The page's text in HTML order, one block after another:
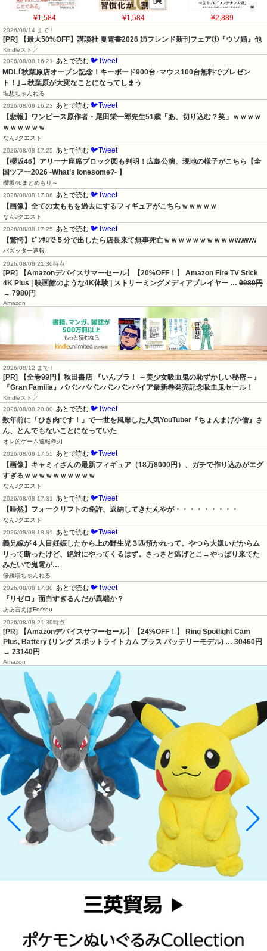
¥1,584 ¥1,584 ¥2,889
2026/08/14 まで！
[PR] 【最大50%OFF】講談社 夏電書2026 姉フレンド新刊フェア①『ウソ婚』他
Kindleストア
2026/08/08 16:21
あとで読む 🐦Tweet
MDL｢秋葉原店オープン記念！キーボード900台･マウス100台無料でプレゼン
ト！｣→秋葉原が大変なことになってしまう
理想ちゃんねる
2026/08/08 16:23
あとで読む 🐦Tweet
【悲報】ワンピース原作者・尾田栄一郎先生51歳「あ、切り込む？笑」ｗｗｗｗ
ｗｗｗｗｗｗ
なんJクエスト
2026/08/08 17:25
あとで読む 🐦Tweet
【櫻坂46】アリーナ座席ブロック図も判明！広島公演、現地の様子がこちら【全
国ツアー2026 -What’s lonesome?- 】
櫻坂46まとめもり～
2026/08/08 17:06
あとで読む 🐦Tweet
【画像】全ての太ももを過去にするフィギュアがこちらｗｗｗｗｗ
なんJクエスト
2026/08/08 17:25
あとで読む 🐦Tweet
【驚愕】ﾋﾟﾝｻﾛで５分で出したら店長来て無事死亡ｗｗｗｗｗｗｗｗｗｗwwww
バズッター速報
2026/08/08 21:30時点
[PR] 【Amazonデバイスサマーセール】【20%OFF！】 Amazon Fire TV Stick
4K Plus | 映画館のような4K体験 | ストリーミングメディアプレイヤー … 9980円
→ 7980円
Amazon
2026/08/12 まで！
[PR]
【全巻99円】秋田書店 『いんブラ！ ～美少女吸血鬼の恥ずかしい秘密～』
『Gran Familia』ババンババンバンバンパイア最新巻発売記念吸血鬼セール！
Kindleストア
2026/08/08 20:00
あとで読む 🐦Tweet
数年前に「ひき肉です！」で一世を風靡した人気YouTuber『ちょんまげ小僧』さ
ん、とんでもないことになっていた
オレ的ゲーム速報＠刃
2026/08/08 17:55
あとで読む 🐦Tweet
【画像】キャミィさんの最新フィギュア（18万8000円）、ガチで作り込みがエグ
すぎるｗｗｗｗｗｗｗｗｗｗ
なんJクエスト
2026/08/08 17:31
あとで読む 🐦Tweet
【唖然】フォークリフトの免許、返納してきたんやが・・・・・・・・・
なんJクエスト
2026/08/08 18:31
あとで読む 🐦Tweet
義兄嫁が４人目妊娠したから上の野生児３匹預かれって。やつら大嫌いだからム
リって断ったけど、絶対にやってくるはず。さっさと逃げとこ→やっぱり来てた
みたいで鬼電が…
修羅場ちゃんねる
2026/08/08 17:30
あとで読む 🐦Tweet
『リゼロ』面白すぎるんだが異端か？
ああ言えばForYou
2026/08/08 21:30時点
[PR] 【Amazonデバイスサマーセール】【24%OFF！】 Ring Spotlight Cam
Plus, Battery (リング スポットライトカム プラス バッテリーモデル) … 30460円
→ 23140円
Amazon